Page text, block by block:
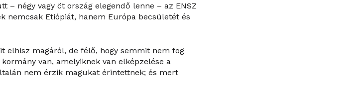
– négy vagy öt ország elegendő lenne – az ENSZ
nemcsak Etiópiát, hanem Európa becsületét és
elhisz magáról, de félő, hogy semmit nem fog
van, amelyiknek van elképzelése a
nem érzik magukat érintettnek; és mert